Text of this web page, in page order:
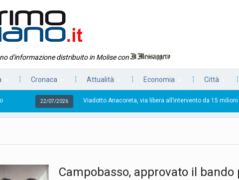
d'informazione distribuito in Molise con
Cronaca Attualità Economia Città
2026 Viadotto Anacoreta, via libera all’intervento da 15 milioni 22/
Campobasso, approvato il bando